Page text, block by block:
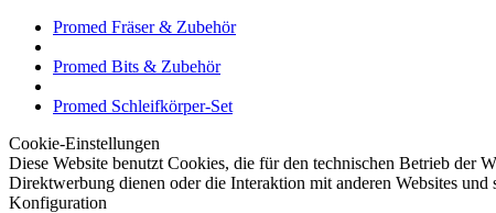
Promed Fräser & Zubehör
Promed Bits & Zubehör
Promed Schleifkörper-Set
Cookie-Einstellungen
Diese Website benutzt Cookies, die für den technischen Betrieb der
Direktwerbung dienen oder die Interaktion mit anderen Websites
Konfiguration